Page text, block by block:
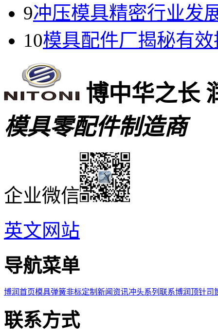
9冲压模具精密行业发
10模具配件厂揭秘有
博中华之长
模具零配件制造商
企业微信
英文网站
导航菜单
博润首页模具弹簧非标定制 新闻资讯冲头系列 联系博润 顶针司
联系方式